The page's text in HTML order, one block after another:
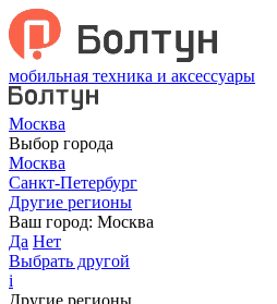
мобильная техника и аксессуары
Москва
Выбор города
Москва
Санкт-Петербург
Другие регионы
Ваш город: Москва
Да Нет
Выбрать другой
i
Другие регионы